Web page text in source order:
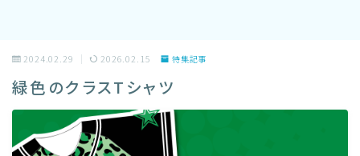
2024.02.29 2026.02.15 特集記事
緑色のクラスTシャツ